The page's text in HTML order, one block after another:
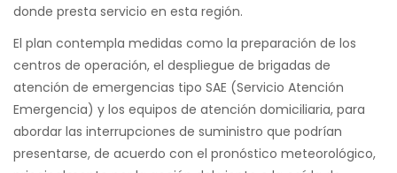
donde presta servicio en esta región.
El plan contempla medidas como la preparación de los
centros de operación, el despliegue de brigadas de
atención de emergencias tipo SAE (Servicio Atención
Emergencia) y los equipos de atención domiciliaria, para
abordar las interrupciones de suministro que podrían
presentarse, de acuerdo con el pronóstico meteorológico,